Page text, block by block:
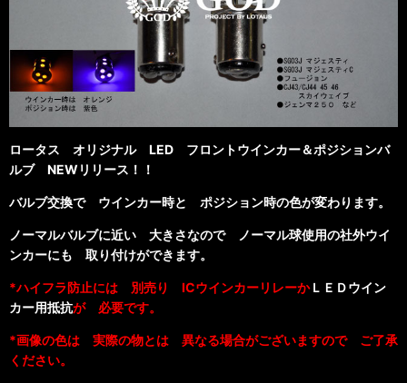
ロータス オリジナル LED フロントウインカー＆ポジションバ
ルブ NEWリリース！！
バルブ交換で ウインカー時と ポジション時の色が変わります。
ノーマルバルブに近い 大きさなので ノーマル球使用の社外ウイ
ンカーにも 取り付けができます。
*ハイフラ防止には 別売り ICウインカーリレーかＬＥＤウイン
カー用抵抗が 必要です。
*画像の色は 実際の物とは 異なる場合がございますので ご了承
ください。